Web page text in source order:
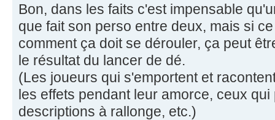
Bon, dans les faits c'est impensable
que fait son perso entre deux, mais si
comment ça doit se dérouler, ça peut
le résultat du lancer de dé.
(Les joueurs qui s'emportent et
les effets pendant leur amorce, ceux
descriptions à rallonge, etc.)